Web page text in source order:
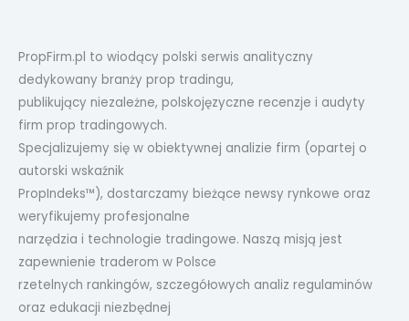
PropFirm.pl to wiodący polski serwis analityczny
dedykowany branży prop tradingu,
publikujący niezależne, polskojęzyczne recenzje i audyty
firm prop tradingowych.
Specjalizujemy się w obiektywnej analizie firm (opartej o
autorski wskaźnik
PropIndeks™), dostarczamy bieżące newsy rynkowe oraz
weryfikujemy profesjonalne
narzędzia i technologie tradingowe. Naszą misją jest
zapewnienie traderom w Polsce
rzetelnych rankingów, szczegółowych analiz regulaminów
oraz edukacji niezbędnej